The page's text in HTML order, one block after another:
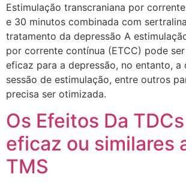
Estimulação transcraniana por
e 30 minutos combinada com
tratamento da depressão A
por corrente contínua (ETCC) pode
eficaz para a depressão, no entanto, a
sessão de estimulação, entre outros
precisa ser otimizada.
Os Efeitos Da
eficaz ou similares
TMS